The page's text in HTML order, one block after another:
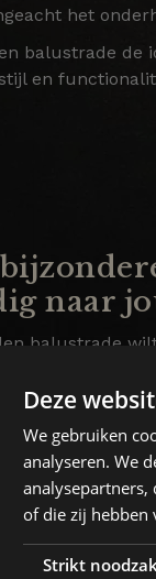
het
balustrade
en
naar
balustrade
altijd een
als lang
nauwkeurige
onderdelen
Dat
ideeën en
Deze
We gebruiken
analyseren. We
of die zij hebben
Strikt